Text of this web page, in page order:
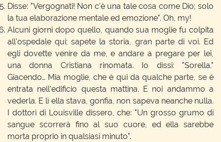
Disse: "Vergognati! Non c'è una tale cosa come Dio; solo
la tua elaborazione mentale ed emozione". Oh, my!
Alcuni giorni dopo quello, quando sua moglie fu colpita
all'ospedale qui; sapete la storia, gran parte di voi. Ed
egli dovette venire da me, e andare a pregare per lei,
una donna Cristiana rinomata. Io dissi: "Sorella."
Giacendo… Mia moglie, che è qui da qualche parte, se è
entrata nell'edificio questa mattina. E noi andammo a
vederla. E lì ella stava, gonfia, non sapeva neanche nulla.
I dottori di Louisville dissero, che: "Un grosso grumo di
sangue scorrerà fino al suo cuore, ed ella sarebbe
morta proprio in qualsiasi minuto".